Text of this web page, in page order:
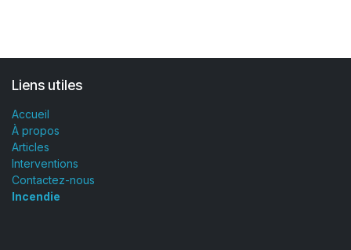
Liens utiles
Accueil
À propos
Articles
Interventions
Contactez-nous
Incendie